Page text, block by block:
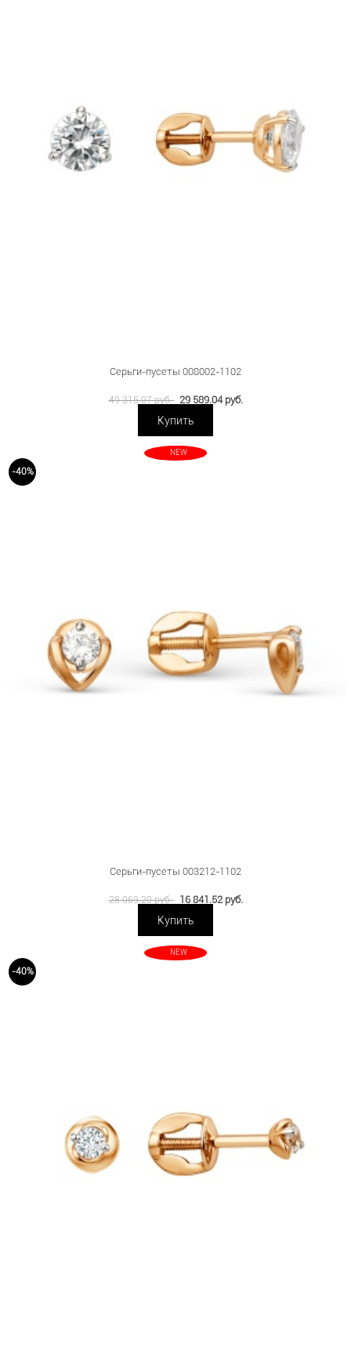
Серьги-пусеты 008002-1102
49 315.07 руб. 29 589.04 руб.
Купить
-40%
NEW
Серьги-пусеты 003212-1102
28 069.20 руб. 16 841.52 руб.
Купить
-40%
NEW